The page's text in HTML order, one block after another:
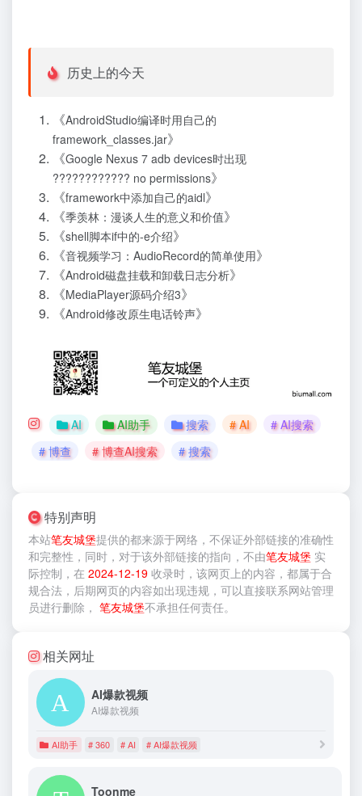
历史上的今天
《AndroidStudio编译时用自己的
framework_classes.jar》
《Google Nexus 7 adb devices时出现
???????????? no permissions》
《framework中添加自己的aidl》
《季羡林：漫谈人生的意义和价值》
《shell脚本if中的-e介绍》
《音视频学习：AudioRecord的简单使用》
《Android磁盘挂载和卸载日志分析》
《MediaPlayer源码介绍3》
《Android修改原生电话铃声》
AI AI助手 搜索 # AI
# AI搜索
# 博查
# 博查AI搜索 # 搜索
特别声明
本站笔友城堡提供的都来源于网络，不保证外部链接的准确性
和完整性，同时，对于该外部链接的指向，不由笔友城堡 实
际控制，在 2024-12-19 收录时，该网页上的内容，都属于合
规合法，后期网页的内容如出现违规，可以直接联系网站管理
员进行删除， 笔友城堡不承担任何责任。
相关网址
AI爆款视频
AI爆款视频
AI助手 # 360 # AI # AI爆款视频
Toonme